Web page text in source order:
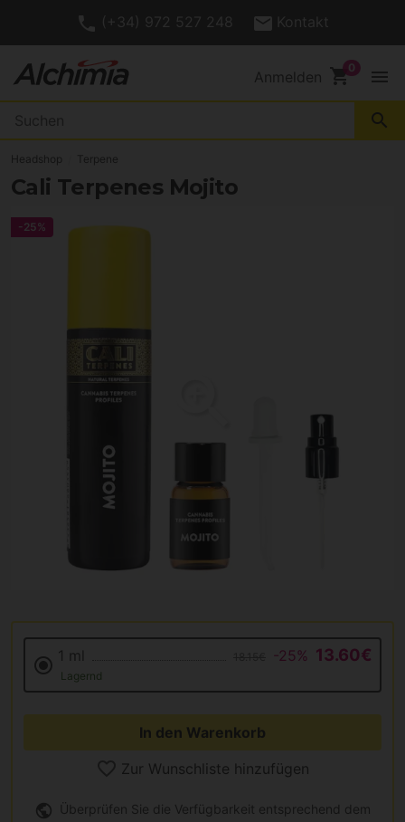
(+34) 972 527 248 Kontakt
Anmelden shopping_cart menu
search
Headshop Terpene
Cali Terpenes Mojito
-25%
1 ml -25% 13.60€
Lagernd
In den Warenkorb
Zur Wunschliste hinzufügen
Überprüfen Sie die Verfügbarkeit entsprechend dem